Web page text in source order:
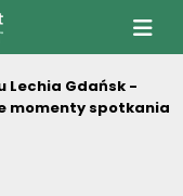
Lechia Gdańsk -
momenty spotkania